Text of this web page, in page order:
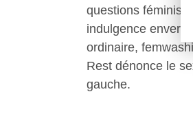
questions
indulgence envers
ordinaire,
Rest dénonce le
gauche.